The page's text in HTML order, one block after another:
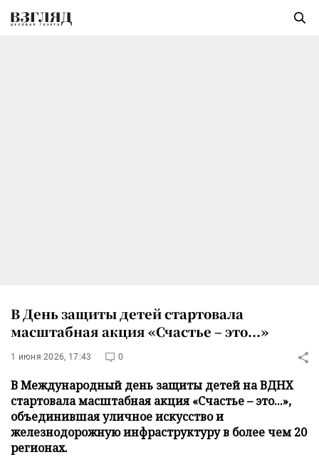
В День защиты детей стартовала
масштабная акция «Счастье – это...»
1 июня 2026, 17:43 0
В Международный день защиты детей на ВДНХ
стартовала масштабная акция «Счастье – это...»,
объединившая уличное искусство и
железнодорожную инфраструктуру в более чем 20
регионах.